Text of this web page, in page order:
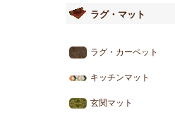
ラグ・マット
ラグ・カーペット
キッチンマット
玄関マット